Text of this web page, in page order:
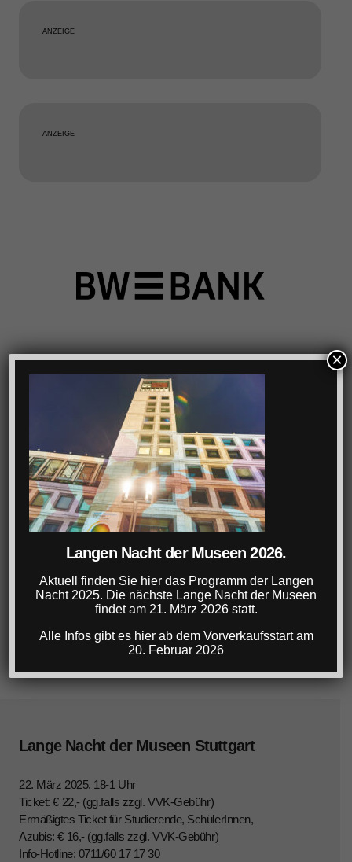
ANZEIGE
ANZEIGE
Lange Nacht der Museen Stuttgart
22. März 2025, 18-1 Uhr
Ticket: € 22,- (gg.falls zzgl. VVK-Gebühr)
Ermäßigtes Ticket für Studierende, SchülerInnen,
Azubis: € 16,- (gg.falls zzgl. VVK-Gebühr)
Info-Hotline: 0711/60 17 17 30
Langen Nacht der Museen 2026.
Aktuell finden Sie hier das Programm der Langen
Nacht 2025. Die nächste Lange Nacht der Museen
findet am 21. März 2026 statt.
Alle Infos gibt es hier ab dem Vorverkaufsstart am
20. Februar 2026
×